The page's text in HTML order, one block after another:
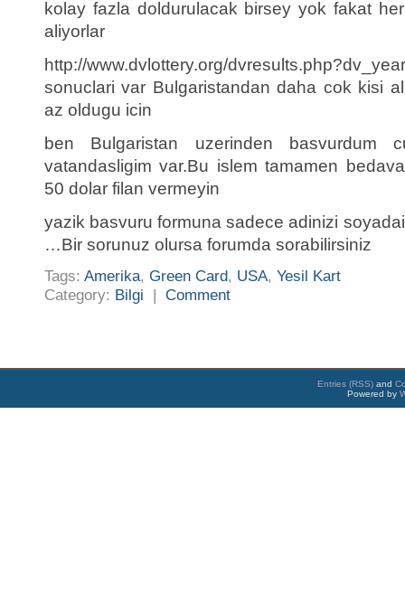
kolay fazla doldurulacak birsey yok fakat
aliyorlar
http://www.dvlottery.org/
sonuclari var Bulgaristandan daha cok kisi
az oldugu icin
ben Bulgaristan uzerinden basvurdum
vatandasligim var.Bu islem tamamen
50 dolar filan vermeyin
yazik basvuru formuna sadece adinizi
…Bir sorunuz olursa forumda sorabilirsiniz
Tags: Amerika, Green Card, USA, Yesil Kart
Category: Bilgi | Comment
Entries (RSS) and
Powered by